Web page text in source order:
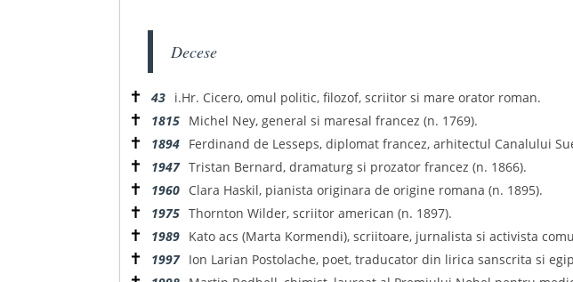
Decese
✝ 43 i.Hr. Cicero, omul politic, filozof, scriitor si mare orator roman.
✝ 1815 Michel Ney, general si maresal francez (n. 1769).
✝ 1894 Ferdinand de Lesseps, diplomat francez, arhitectul Canalului
✝ 1947 Tristan Bernard, dramaturg si prozator francez (n. 1866).
✝ 1960 Clara Haskil, pianista originara de origine romana (n. 1895).
✝ 1975 Thornton Wilder, scriitor american (n. 1897).
✝ 1989 Kato acs (Marta Kormendi), scriitoare, jurnalista si activista
✝ 1997 Ion Larian Postolache, poet, traducator din lirica sanscrita si